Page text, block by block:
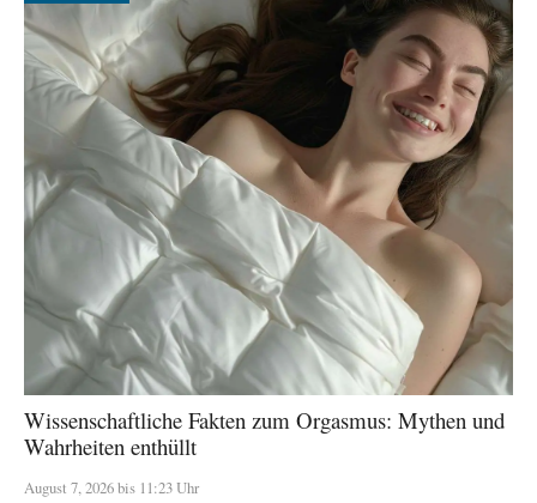
Wissenschaftliche Fakten zum Orgasmus: Mythen und
Wahrheiten enthüllt
August 7, 2026 bis 11:23 Uhr